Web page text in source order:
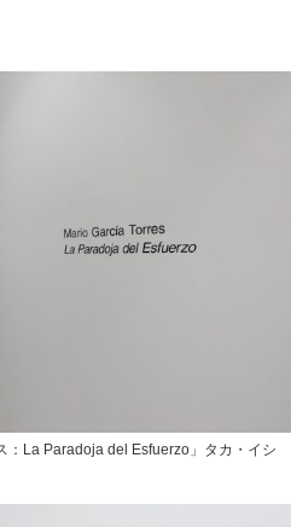
：La Paradoja del Esfuerzo」タカ・イシ